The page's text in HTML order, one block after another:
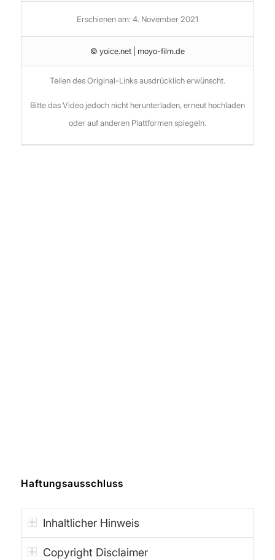
Erschienen am: 4. November 2021
© yoice.net | moyo-film.de
Teilen des Original-Links ausdrücklich erwünscht.
Bitte das Video jedoch nicht herunterladen, erneut hochladen
oder auf anderen Plattformen spiegeln.
Haftungsausschluss
Inhaltlicher Hinweis
Copyright Disclaimer